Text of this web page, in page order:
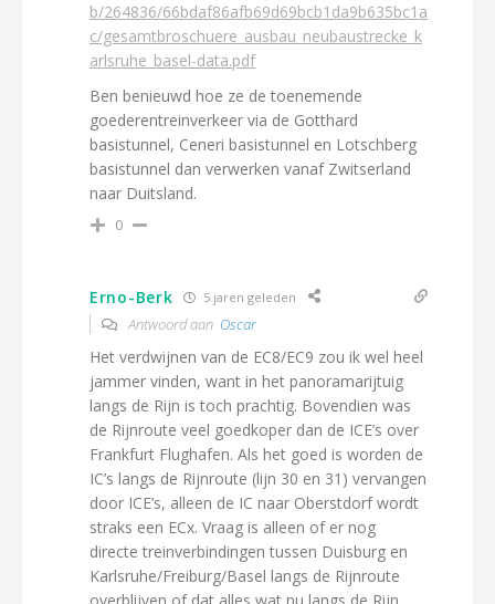
b/264836/66bdaf86afb69d69bcb1da9b635bc1a
c/gesamtbroschuere_ausbau_neubaustrecke_k
arlsruhe_basel-data.pdf
Ben benieuwd hoe ze de toenemende
goederentreinverkeer via de Gotthard
basistunnel, Ceneri basistunnel en Lotschberg
basistunnel dan verwerken vanaf Zwitserland
naar Duitsland.
0
Erno-Berk 5 jaren geleden
Antwoord aan Oscar
Het verdwijnen van de EC8/EC9 zou ik wel heel
jammer vinden, want in het panoramarijtuig
langs de Rijn is toch prachtig. Bovendien was
de Rijnroute veel goedkoper dan de ICE’s over
Frankfurt Flughafen. Als het goed is worden de
IC’s langs de Rijnroute (lijn 30 en 31) vervangen
door ICE’s, alleen de IC naar Oberstdorf wordt
straks een ECx. Vraag is alleen of er nog
directe treinverbindingen tussen Duisburg en
Karlsruhe/Freiburg/Basel langs de Rijnroute